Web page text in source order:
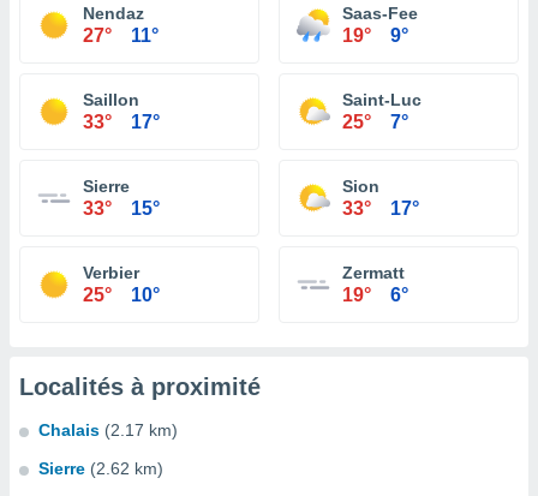
Nendaz
27° 11°
Saas-Fee
19° 9°
Saillon
33° 17°
Saint-Luc
25° 7°
Sierre
33° 15°
Sion
33° 17°
Verbier
25° 10°
Zermatt
19° 6°
Localités à proximité
Chalais (2.17 km)
Sierre (2.62 km)